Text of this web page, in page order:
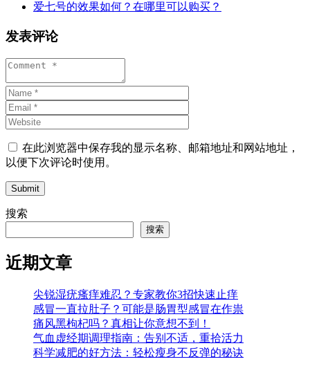
爱七号的效果如何？在哪里可以购买？
发表评论
在此浏览器中保存我的显示名称、邮箱地址和网站地址，
以便下次评论时使用。
Submit
搜索
搜索
近期文章
尖锐湿疣瘙痒难忍？专家教你3招快速止痒
感冒一直拉肚子？可能是肠胃型感冒在作祟
痛风黑枸杞吗？真相让你意想不到！
气血虚经期调理指南：告别不适，重拾活力
科学减肥的好方法：轻松瘦身不反弹的秘诀